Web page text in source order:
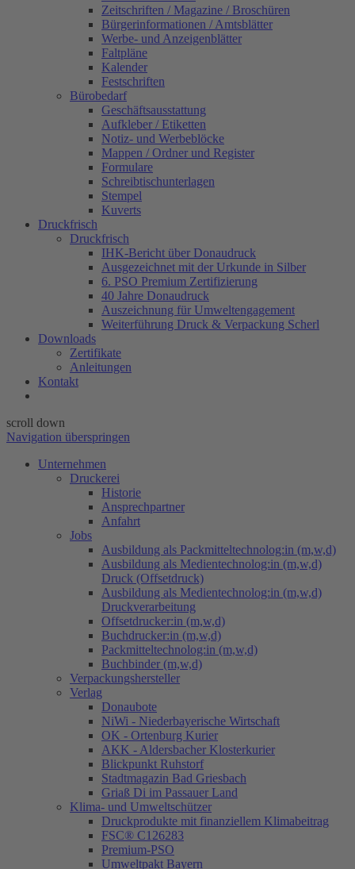
Zeitschriften / Magazine / Broschüren
Bürgerinformationen / Amtsblätter
Werbe- und Anzeigenblätter
Faltpläne
Kalender
Festschriften
Bürobedarf
Geschäftsausstattung
Aufkleber / Etiketten
Notiz- und Werbeblöcke
Mappen / Ordner und Register
Formulare
Schreibtischunterlagen
Stempel
Kuverts
Druckfrisch
Druckfrisch
IHK-Bericht über Donaudruck
Ausgezeichnet mit der Urkunde in Silber
6. PSO Premium Zertifizierung
40 Jahre Donaudruck
Auszeichnung für Umweltengagement
Weiterführung Druck & Verpackung Scherl
Downloads
Zertifikate
Anleitungen
Kontakt
scroll down
Navigation überspringen
Unternehmen
Druckerei
Historie
Ansprechpartner
Anfahrt
Jobs
Ausbildung als Packmitteltechnolog:in (m,w,d)
Ausbildung als Medientechnolog:in (m,w,d)
Druck (Offsetdruck)
Ausbildung als Medientechnolog:in (m,w,d)
Druckverarbeitung
Offsetdrucker:in (m,w,d)
Buchdrucker:in (m,w,d)
Packmitteltechnolog:in (m,w,d)
Buchbinder (m,w,d)
Verpackungs​hersteller
Verlag
Donaubote
NiWi - Niederbayerische Wirtschaft
OK - Ortenburg Kurier
AKK - Aldersbacher Klosterkurier
Blickpunkt Ruhstorf
Stadtmagazin Bad Griesbach
Griaß Di im Passauer Land
Klima- und Umweltschützer
Druckprodukte mit finanziellem Klimabeitrag
FSC® C126283
Premium-PSO
Umweltpakt Bayern